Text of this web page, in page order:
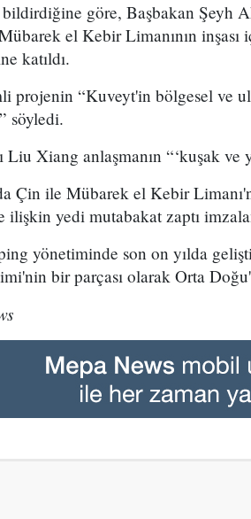
bildirdiğine göre, Başbakan Şeyh
el Kebir Limanının
katıldı.
projenin “Kuveyt'in bölgesel ve
söyledi.
Liu Xiang anlaşmanın “‘kuşak
Çin ile Mübarek el Kebir
yedi mutabakat zaptı
yönetiminde son on yılda
bir parçası olarak Orta